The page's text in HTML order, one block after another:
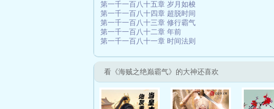
第一千一百八十五章 岁月如梭
第一千一百八十四章 超脱时间
第一千一百八十三章 修行霸气
第一千一百八十二章 年前
第一千一百八十一章 时间法则
看《海贼之绝巅霸气》的大神还喜欢